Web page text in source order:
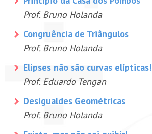
Prof. Bruno Holanda
Congruência de Triângulos
Prof. Bruno Holanda
Elipses não são curvas elípticas!
Prof. Eduardo Tengan
Desigualdes Geométricas
Prof. Bruno Holanda